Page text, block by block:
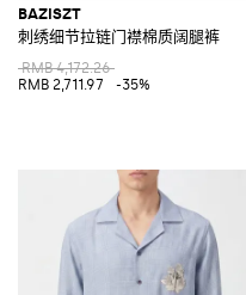
BAZISZT
刺绣细节拉链门襟棉质阔腿裤
RMB 4,172.26
RMB 2,711.97
-35%